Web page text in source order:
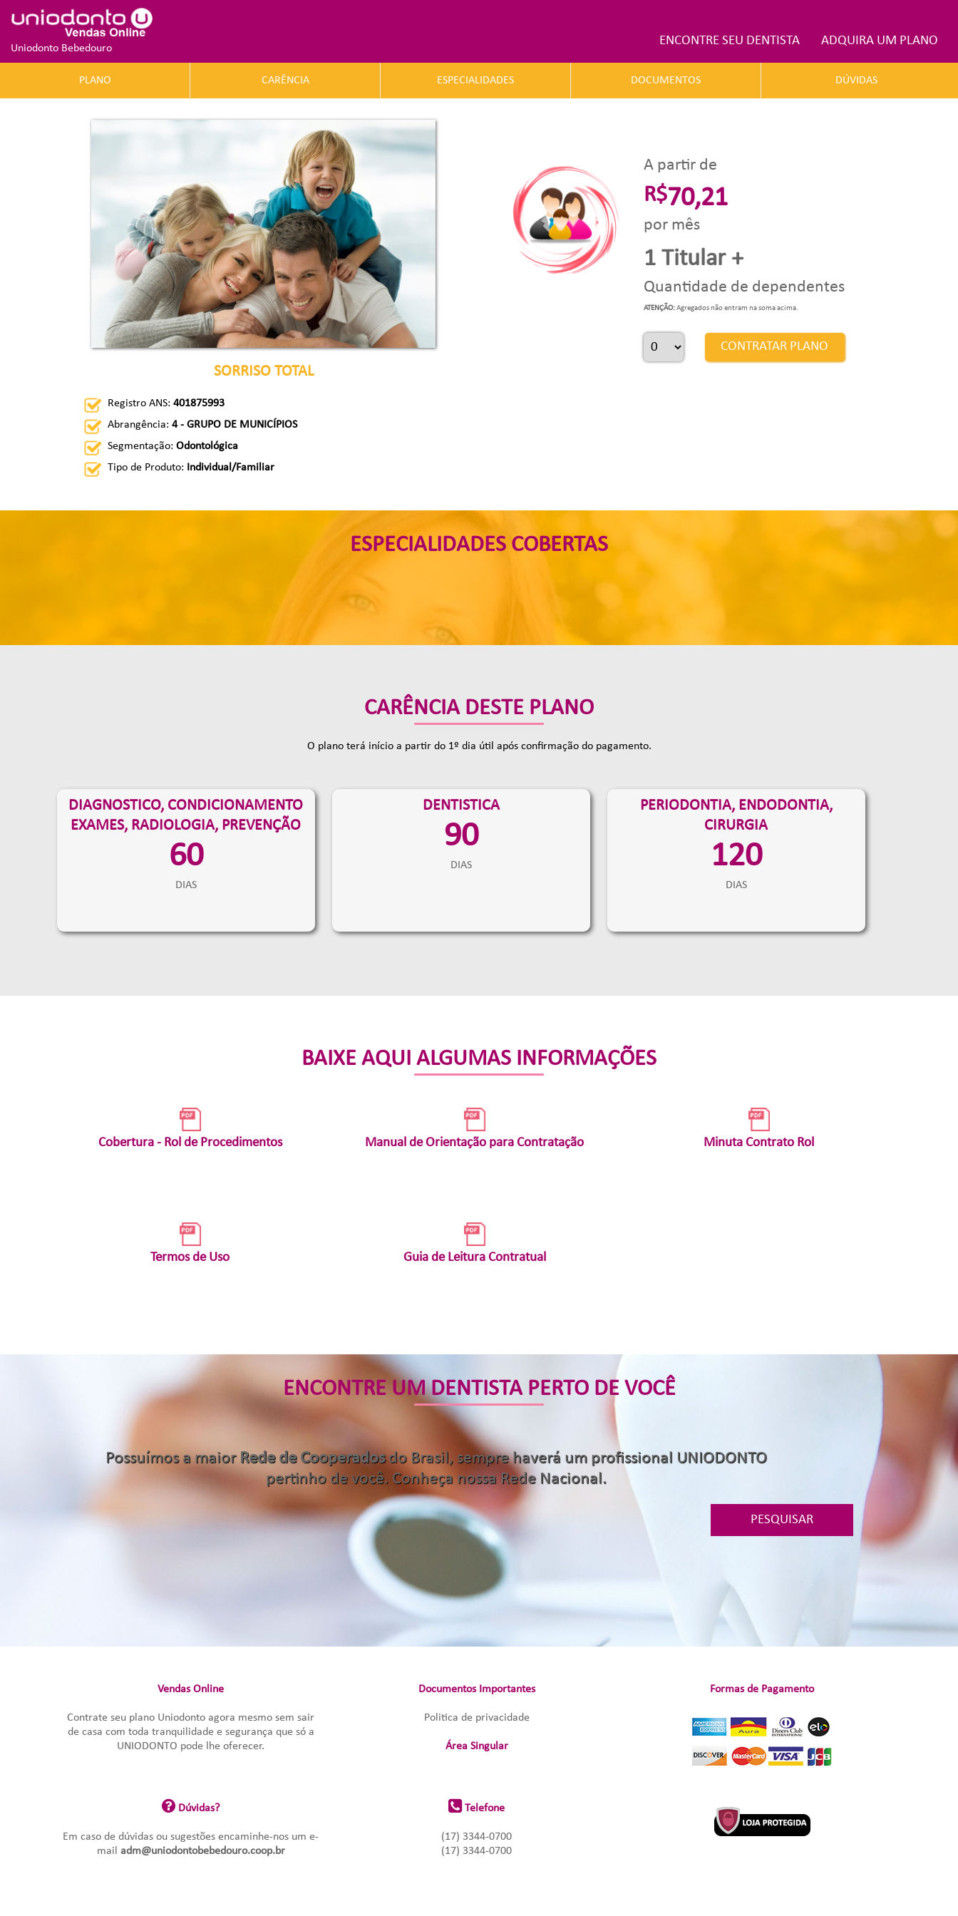
Uniodonto Bebedouro
ENCONTRE SEU DENTISTA ADQUIRA UM PLANO
PLANO CARÊNCIA ESPECIALIDADES DOCUMENTOS DÚVIDAS
SORRISO TOTAL
Registro ANS: 401875993
Abrangência: 4 - GRUPO DE MUNICÍPIOS
Segmentação: Odontológica
Tipo de Produto: Individual/Familiar
A partir de
R$70,21
por mês
1 Titular +
Quantidade de dependentes
ATENÇÃO:Agregados não entram na soma acima.
CONTRATAR PLANO
ESPECIALIDADESCOBERTAS
CARÊNCIA DESTE PLANO
O plano terá início a partir do 1º dia útil após confirmação do pagamento.
DIAGNOSTICO, CONDICIONAMENTO
EXAMES, RADIOLOGIA, PREVENÇÃO
60
DIAS
DENTISTICA
90
DIAS
PERIODONTIA, ENDODONTIA,
CIRURGIA
120
DIAS
BAIXE AQUI ALGUMAS INFORMAÇÕES
Cobertura - Rol de Procedimentos Manual de Orientação para Contratação Minuta Contrato Rol
Termos de Uso Guia de Leitura Contratual
ENCONTRE UM DENTISTA PERTO DE VOCÊ
Possuímos a maior Rede de Cooperadosdo Brasil, sempre haverá um profissional UNIODONTO
pertinho de você. Conheça nossa Rede Nacional.
PESQUISAR
Vendas Online
Contrate seu plano Uniodonto agora mesmo sem sair
de casa com toda tranquilidade e segurança que só a
UNIODONTO pode lhe oferecer.
Documentos Importantes
Politica de privacidade
Área Singular
Formas de Pagamento
Dúvidas?
Em caso de dúvidas ou sugestões encaminhe-nos um e-
mail adm@uniodontobebedouro.coop.br
Telefone
(17) 3344-0700
(17) 3344-0700